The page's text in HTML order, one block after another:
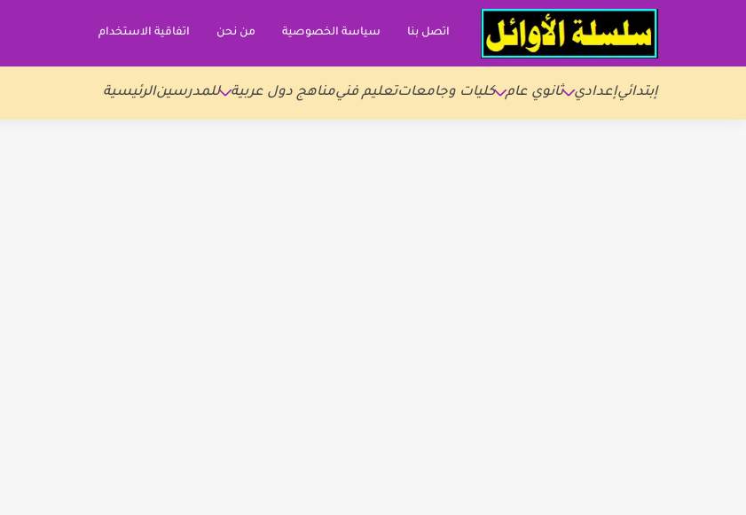
اتصل بنا سياسة الخصوصية من نحن اتفاقية الاستخدام
إبتدائيإعدادي ثانوي عام كليات وجامعاتتعليم فنيمناهج دول عربية للمدرسينالرئيسية